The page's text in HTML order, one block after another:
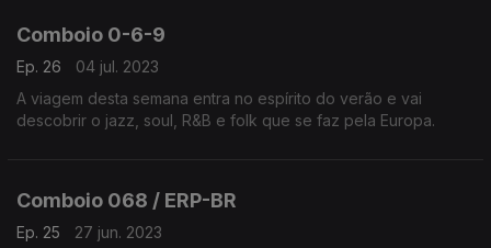
Comboio 0-6-9
Ep. 26
04 jul. 2023
A viagem desta semana entra no espírito do verão e vai
descobrir o jazz, soul, R&B e folk que se faz pela Europa.
Comboio 068 / ERP-BR
Ep. 25 27 jun. 2023